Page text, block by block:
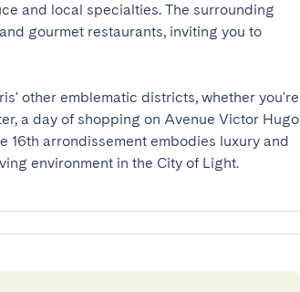
and local specialties. The surrounding
gourmet restaurants, inviting you to
other emblematic districts, whether you're
a day of shopping on Avenue Victor Hugo
16th arrondissement embodies luxury and
environment in the City of Light.